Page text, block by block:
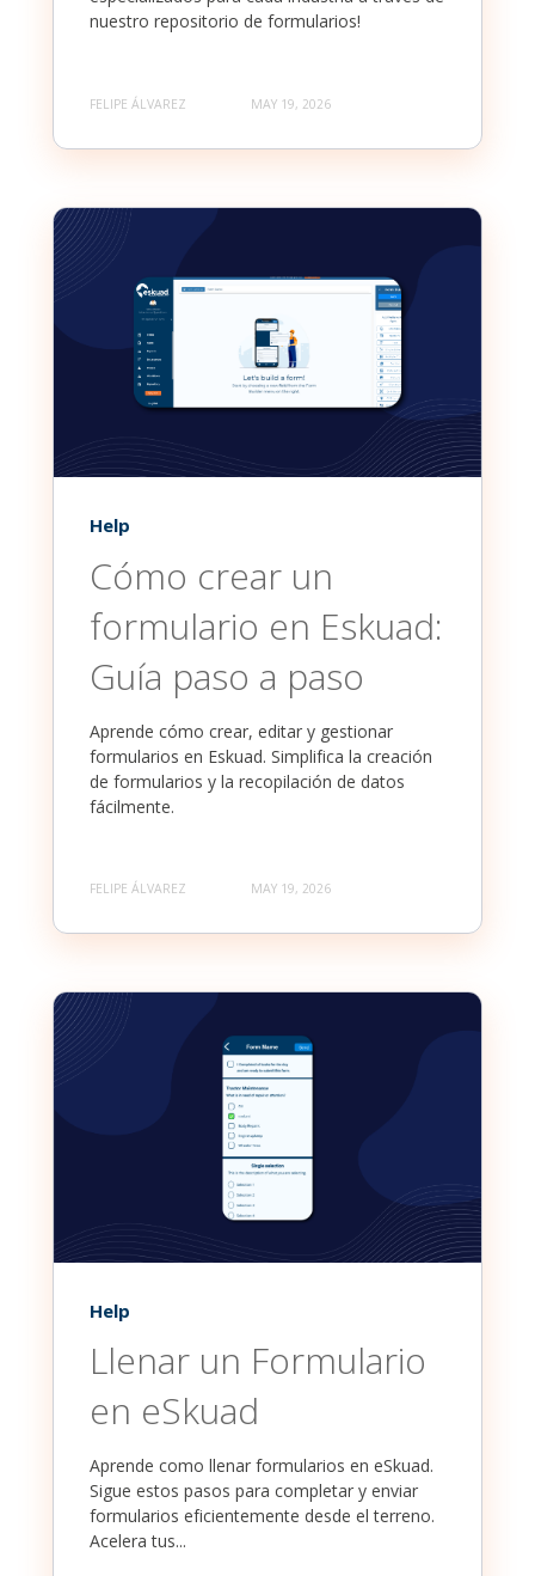
nuestro repositorio de formularios!
FELIPE ÁLVAREZ MAY 19, 2026
Help
Cómo crear un
formulario en Eskuad:
Guía paso a paso
Aprende cómo crear, editar y gestionar
formularios en Eskuad. Simplifica la creación
de formularios y la recopilación de datos
fácilmente.
FELIPE ÁLVAREZ MAY 19, 2026
Help
Llenar un Formulario
en eSkuad
Aprende como llenar formularios en eSkuad.
Sigue estos pasos para completar y enviar
formularios eficientemente desde el terreno.
Acelera tus...